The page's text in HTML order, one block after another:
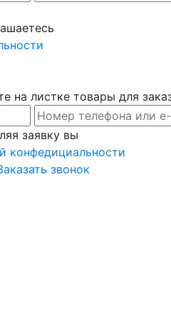
на листке товары для
заявку вы
конфедициальности
звонок